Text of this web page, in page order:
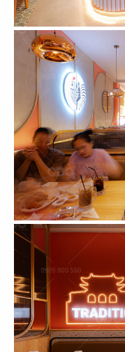
121
PHỞ HÀ NỘI
CN Milpitas - USA
123
LEKAO'S COFFEE